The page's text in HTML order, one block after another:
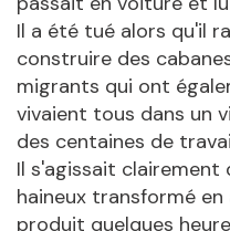
Il a été tué alors qu'il
construire des
migrants qui ont
vivaient tous dans un
des centaines de
Il s'agissait clairement
haineux transformé
produit quelques